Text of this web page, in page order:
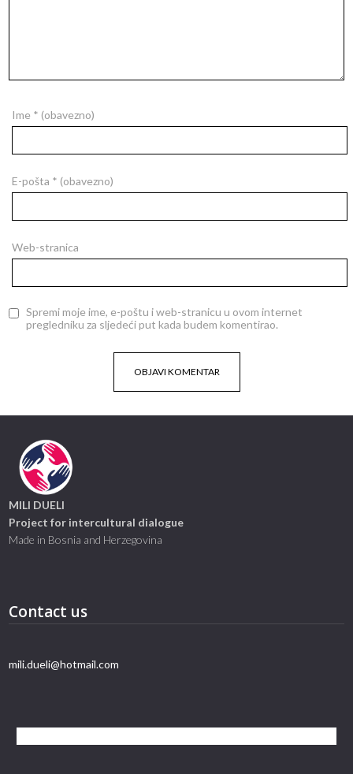
Ime * (obavezno)
E-pošta * (obavezno)
Web-stranica
Spremi moje ime, e-poštu i web-stranicu u ovom internet
pregledniku za sljedeći put kada budem komentirao.
MILI DUELI
Project for intercultural dialogue
Made in Bosnia and Herzegovina
Contact us
mili.dueli@hotmail.com